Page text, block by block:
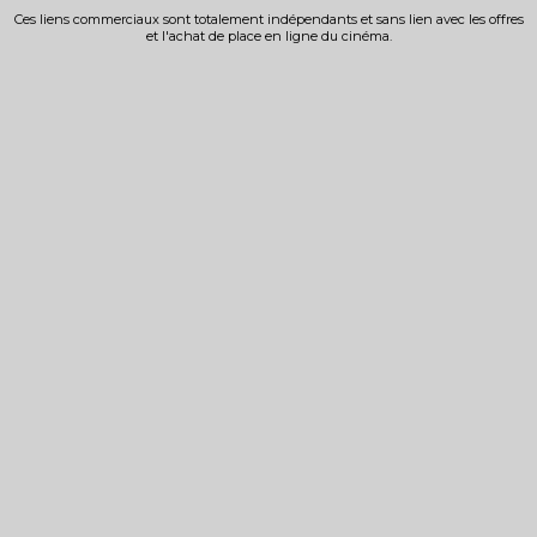
Ces liens commerciaux sont totalement indépendants et sans lien avec les offres
et l'achat de place en ligne du cinéma.